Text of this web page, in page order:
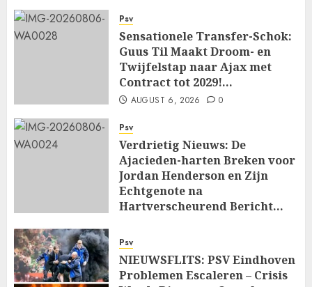
Psv
Sensationele Transfer-Schok:
Guus Til Maakt Droom- en
Twijfelstap naar Ajax met
Contract tot 2029!…
AUGUST 6, 2026 0
Psv
Verdrietig Nieuws: De
Ajacieden-harten Breken voor
Jordan Henderson en Zijn
Echtgenote na
Hartverscheurend Bericht…
Psv
NIEUWSFLITS: PSV Eindhoven
Problemen Escaleren – Crisis